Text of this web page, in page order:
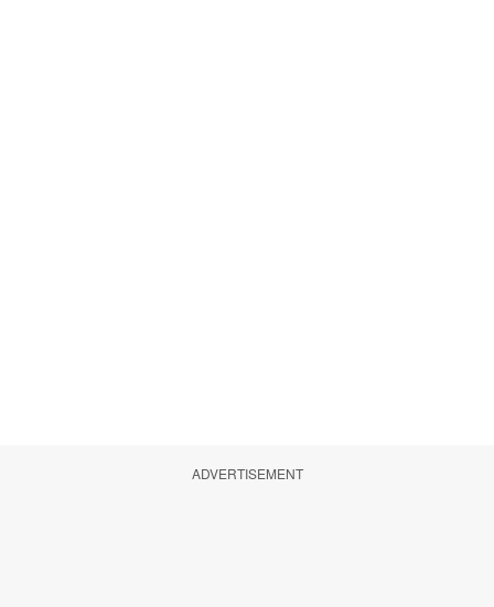
ADVERTISEMENT